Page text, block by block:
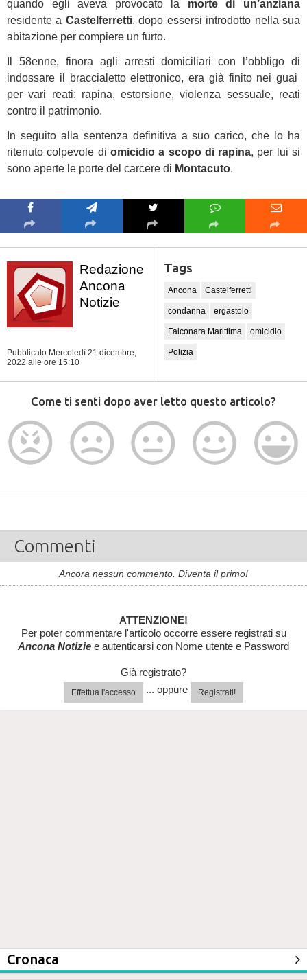
quando egli aveva provocato la morte di un’anziana
residente a Castelferretti, dopo essersi introdotto nella sua
abitazione per compiere un furto.
Il 58enne, finora agli arresti domiciliari con l’obbligo di
indossare il braccialetto elettronico, era già finito nei guai
per vari reati: rapina, estorsione, violenza sessuale, reati
contro il patrimonio.
In seguito alla sentenza definitiva a suo carico, che lo ha
ritenuto colpevole di omicidio a scopo di rapina, per lui si
sono aperte le porte del carcere di Montacuto.
Redazione
Ancona
Notizie
Pubblicato Mercoledì 21 dicembre,
2022 alle ore 15:10
Tags
Ancona Castelferretti
condanna ergastolo
Falconara Marittima omicidio
Polizia
Come ti senti dopo aver letto questo articolo?
Commenti
Ancora nessun commento. Diventa il primo!
ATTENZIONE!
Per poter commentare l'articolo occorre essere registrati su
Ancona Notizie e autenticarsi con Nome utente e Password
Già registrato?
Effettua l'accesso ... oppure Registrati!
Cronaca